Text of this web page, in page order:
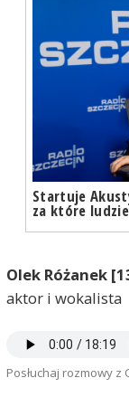
Startuje
za które
Olek Różanek
aktor i wokalista
Posłuchaj rozmowy z